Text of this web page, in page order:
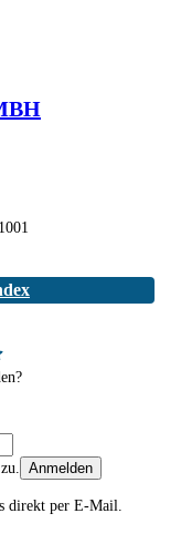
zu. Anmelden
direkt per E-Mail.